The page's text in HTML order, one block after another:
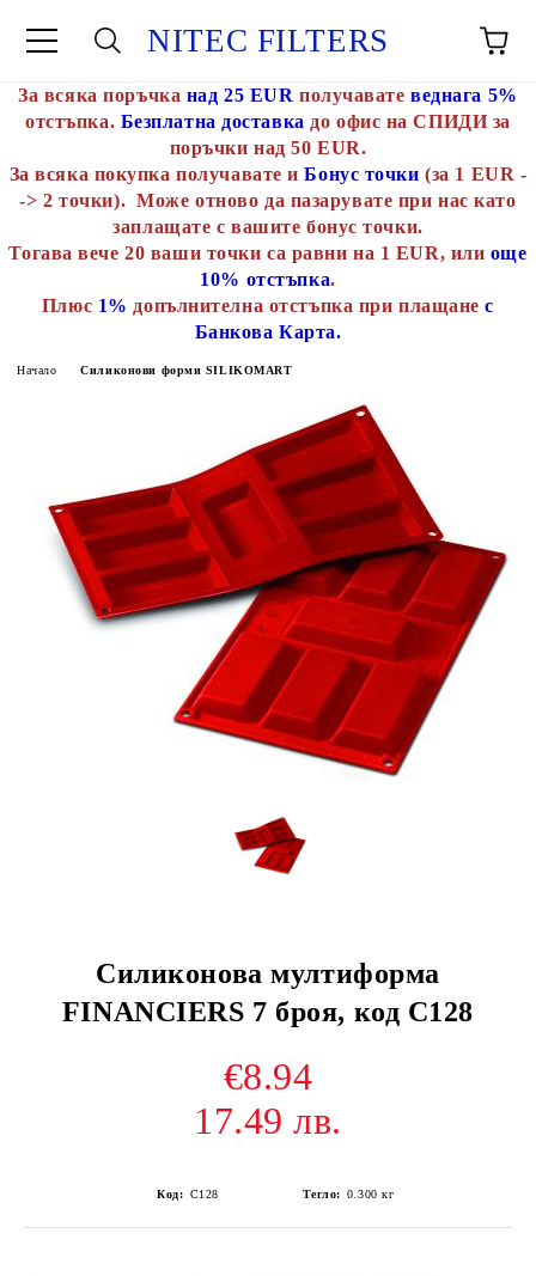
NITEC FILTERS
За всяка поръчка над 25 EUR получавате веднага 5%
отстъпка. Безплатна доставка до офис на СПИДИ за
поръчки над 50 EUR.
За всяка покупка получавате иБонус точки (за 1 EUR -
-> 2 точки). Може отново да пазарувате при нас като
заплащате с вашите бонус точки.
Тогава вече 20 ваши точки са равни на 1 EUR, или още
10% отстъпка.
Плюс 1% допълнителна отстъпка при плащанес
Банкова Карта.
Начало Силиконови форми SILIKOMART
Силиконова мултиформа
FINANCIERS 7 броя, код С128
€8.94
17.49 лв.
Код: С128 Тегло: 0.300 кг